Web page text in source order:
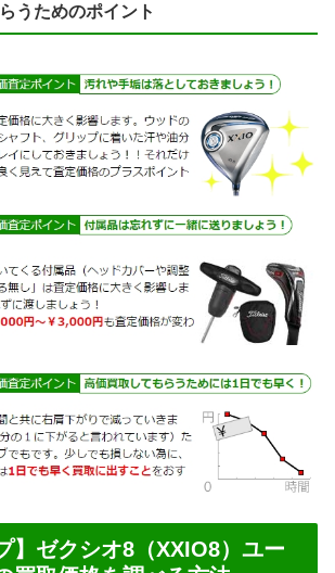
うためのポイント
】ゼクシオ8（XXIO8）ユー